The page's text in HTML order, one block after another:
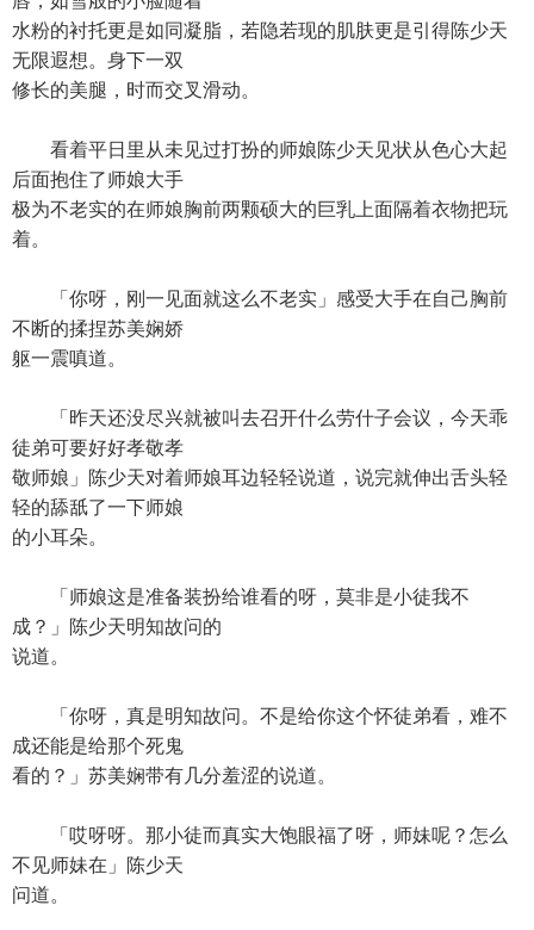
水粉的衬托更是如同凝脂，若隐若现的肌肤更是引得陈少天
无限遐想。身下一双
修长的美腿，时而交叉滑动。
看着平日里从未见过打扮的师娘陈少天见状从色心大起
后面抱住了师娘大手
极为不老实的在师娘胸前两颗硕大的巨乳上面隔着衣物把玩
着。
「你呀，刚一见面就这么不老实」感受大手在自己胸前
不断的揉捏苏美娴娇
躯一震嗔道。
「昨天还没尽兴就被叫去召开什么劳什子会议，今天乖
徒弟可要好好孝敬孝
敬师娘」陈少天对着师娘耳边轻轻说道，说完就伸出舌头轻
轻的舔舐了一下师娘
的小耳朵。
「师娘这是准备装扮给谁看的呀，莫非是小徒我不
成？」陈少天明知故问的
说道。
「你呀，真是明知故问。不是给你这个怀徒弟看，难不
成还能是给那个死鬼
看的？」苏美娴带有几分羞涩的说道。
「哎呀呀。那小徒而真实大饱眼福了呀，师妹呢？怎么
不见师妹在」陈少天
问道。